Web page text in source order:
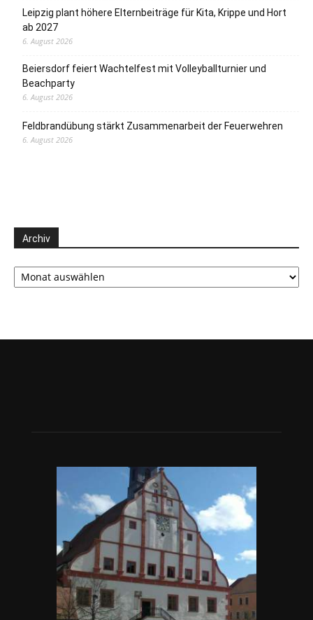
Leipzig plant höhere Elternbeiträge für Kita, Krippe und Hort
ab 2027
6. August 2026
Beiersdorf feiert Wachtelfest mit Volleyballturnier und
Beachparty
6. August 2026
Feldbrandübung stärkt Zusammenarbeit der Feuerwehren
6. August 2026
Archiv
Archiv